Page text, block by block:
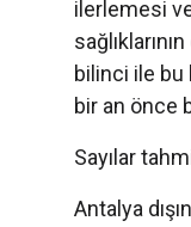
ilerlemesi
bilinci ile bu
bir an önce
Sayılar
Antalya